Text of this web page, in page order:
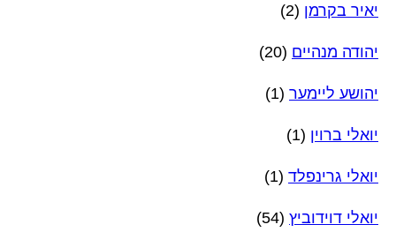
יאיר בקרמן (2)
יהודה מנהיים (20)
יהושע ליימער (1)
יואלי ברוין (1)
יואלי גרינפלד (1)
יואלי דוידוביץ (54)